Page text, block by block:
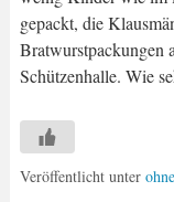
gepackt, die
Bratwurstpackungen
Schützenhalle. Wie
Veröffentlicht unter